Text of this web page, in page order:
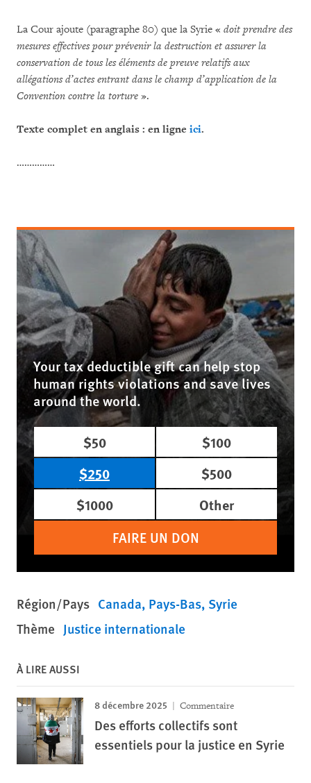
La Cour ajoute (paragraphe 80) que la Syrie « doit prendre des
mesures effectives pour prévenir la destruction et assurer la
conservation de tous les éléments de preuve relatifs aux
allégations d’actes entrant dans le champ d’application de la
Convention contre la torture ».
Texte complet en anglais : en ligne ici.
……………
Your tax deductible gift can help stop
human rights violations and save lives
around the world.
$50
$100
$250
$500
$1000
Other
FAIRE UN DON
Région/Pays Canada Pays-Bas Syrie
Thème Justice internationale
À LIRE AUSSI
8 décembre 2025 Commentaire
Des efforts collectifs sont
essentiels pour la justice en Syrie